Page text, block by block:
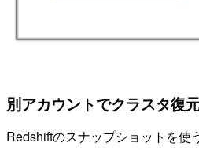
別アカウントでクラスタ復
Redshiftのスナップショットを使